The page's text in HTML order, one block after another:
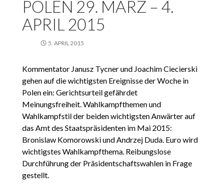
POLEN 29. MÄRZ – 4.
APRIL 2015
5. APRIL 2015
Kommentator Janusz Tycner und Joachim Ciecierski
gehen auf die wichtigsten Ereignisse der Woche in
Polen ein: Gerichtsurteil gefährdet
Meinungsfreiheit. Wahlkampfthemen und
Wahlkampfstil der beiden wichtigsten Anwärter auf
das Amt des Staatspräsidenten im Mai 2015:
Bronislaw Komorowski und Andrzej Duda. Euro wird
wichtigstes Wahlkampfthema. Reibungslose
Durchführung der Präsidentschaftswahlen in Frage
gestellt.